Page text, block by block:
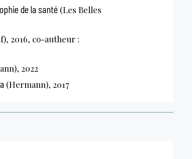
de la santé(Les Belles
2016, co-autheur :
2022
(Hermann), 2017